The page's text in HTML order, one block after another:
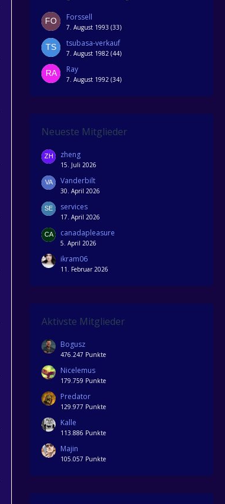
Forssell
7. August 1993 (33)
tsubasa-verkauf
7. August 1982 (44)
Ray
7. August 1992 (34)
Neueste Mitglieder
zheng
15. Juli 2026
Vanderbilt
30. April 2026
services
17. April 2026
canadapleasure
5. April 2026
ikram06
11. Februar 2026
Aktivste Mitglieder
Bogusz
476.247 Punkte
Nicelemus
179.759 Punkte
Predator
129.977 Punkte
Kalle
113.886 Punkte
Majin
105.057 Punkte